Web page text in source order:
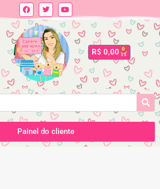
R$ 0,00 0
Painel do cliente